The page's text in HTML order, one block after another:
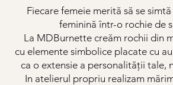
Fiecare femeie merită să se
feminină într-o rochie de
La MDBurnette creăm rochii din
cu elemente simbolice placate cu
ca o extensie a personalității tale,
In atelierul propriu realizam